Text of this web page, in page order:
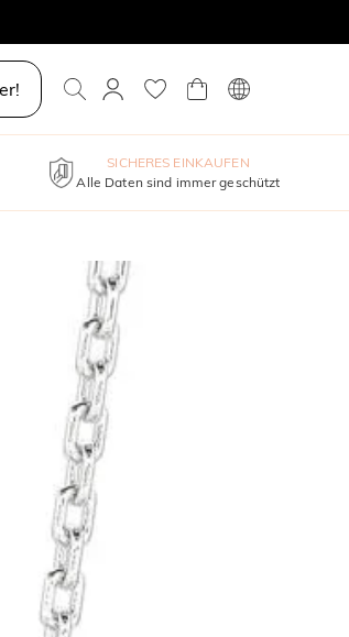
SICHERES EINKAUFEN
Alle Daten sind immer geschützt